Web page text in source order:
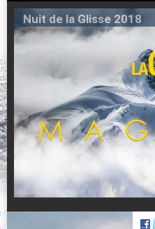
Nuit de la Glisse 2018